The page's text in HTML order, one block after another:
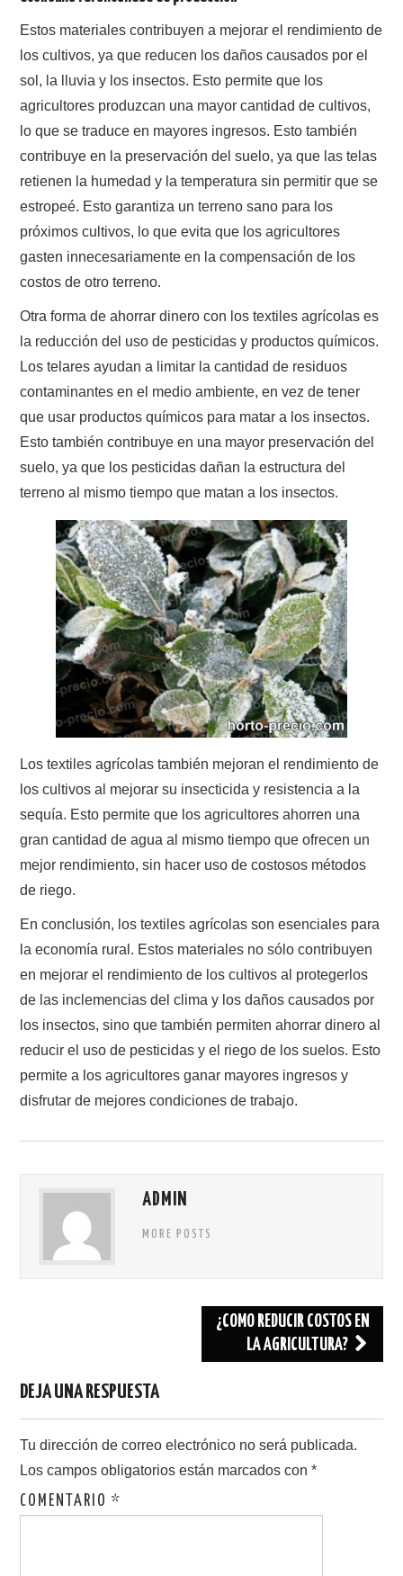
Estos materiales contribuyen a mejorar el rendimiento de
los cultivos, ya que reducen los daños causados por el
sol, la lluvia y los insectos. Esto permite que los
agricultores produzcan una mayor cantidad de cultivos,
lo que se traduce en mayores ingresos. Esto también
contribuye en la preservación del suelo, ya que las telas
retienen la humedad y la temperatura sin permitir que se
estropeé. Esto garantiza un terreno sano para los
próximos cultivos, lo que evita que los agricultores
gasten innecesariamente en la compensación de los
costos de otro terreno.
Otra forma de ahorrar dinero con los textiles agrícolas es
la reducción del uso de pesticidas y productos químicos.
Los telares ayudan a limitar la cantidad de residuos
contaminantes en el medio ambiente, en vez de tener
que usar productos químicos para matar a los insectos.
Esto también contribuye en una mayor preservación del
suelo, ya que los pesticidas dañan la estructura del
terreno al mismo tiempo que matan a los insectos.
Los textiles agrícolas también mejoran el rendimiento de
los cultivos al mejorar su insecticida y resistencia a la
sequía. Esto permite que los agricultores ahorren una
gran cantidad de agua al mismo tiempo que ofrecen un
mejor rendimiento, sin hacer uso de costosos métodos
de riego.
En conclusión, los textiles agrícolas son esenciales para
la economía rural. Estos materiales no sólo contribuyen
en mejorar el rendimiento de los cultivos al protegerlos
de las inclemencias del clima y los daños causados por
los insectos, sino que también permiten ahorrar dinero al
reducir el uso de pesticidas y el riego de los suelos. Esto
permite a los agricultores ganar mayores ingresos y
disfrutar de mejores condiciones de trabajo.
ADMIN
MORE POSTS
¿COMO REDUCIR COSTOS EN
LA AGRICULTURA?
DEJA UNA RESPUESTA
Tu dirección de correo electrónico no será publicada.
Los campos obligatorios están marcados con*
COMENTARIO*